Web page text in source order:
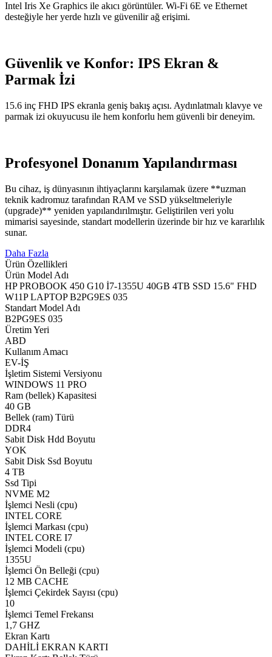
Intel Iris Xe Graphics ile akıcı görüntüler. Wi-Fi 6E ve Ethernet
desteğiyle her yerde hızlı ve güvenilir ağ erişimi.
Güvenlik ve Konfor: IPS Ekran &
Parmak İzi
15.6 inç FHD IPS ekranla geniş bakış açısı. Aydınlatmalı klavye ve
parmak izi okuyucusu ile hem konforlu hem güvenli bir deneyim.
Profesyonel Donanım Yapılandırması
Bu cihaz, iş dünyasının ihtiyaçlarını karşılamak üzere **uzman
teknik kadromuz tarafından RAM ve SSD yükseltmeleriyle
(upgrade)** yeniden yapılandırılmıştır. Geliştirilen veri yolu
mimarisi sayesinde, standart modellerin üzerinde bir hız ve kararlılık
sunar.
Daha Fazla
Ürün Özellikleri
Ürün Model Adı
HP PROBOOK 450 G10 İ7-1355U 40GB 4TB SSD 15.6" FHD
W11P LAPTOP B2PG9ES 035
Standart Model Adı
B2PG9ES 035
Üretim Yeri
ABD
Kullanım Amacı
EV-İŞ
İşletim Sistemi Versiyonu
WINDOWS 11 PRO
Ram (bellek) Kapasitesi
40 GB
Bellek (ram) Türü
DDR4
Sabit Disk Hdd Boyutu
YOK
Sabit Disk Ssd Boyutu
4 TB
Ssd Tipi
NVME M2
İşlemci Nesli (cpu)
INTEL CORE
İşlemci Markası (cpu)
INTEL CORE I7
İşlemci Modeli (cpu)
1355U
İşlemci Ön Belleği (cpu)
12 MB CACHE
İşlemci Çekirdek Sayısı (cpu)
10
İşlemci Temel Frekansı
1,7 GHZ
Ekran Kartı
DAHİLİ EKRAN KARTI